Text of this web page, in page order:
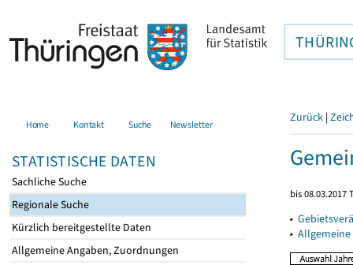
Home Kontakt Suche Newsletter
STATISTISCHE DATEN
Sachliche Suche
Regionale Suche
Kürzlich bereitgestellte Daten
Allgemeine Angaben, Zuordnungen
Zurück |
bis 08.03.2017
▸
▸